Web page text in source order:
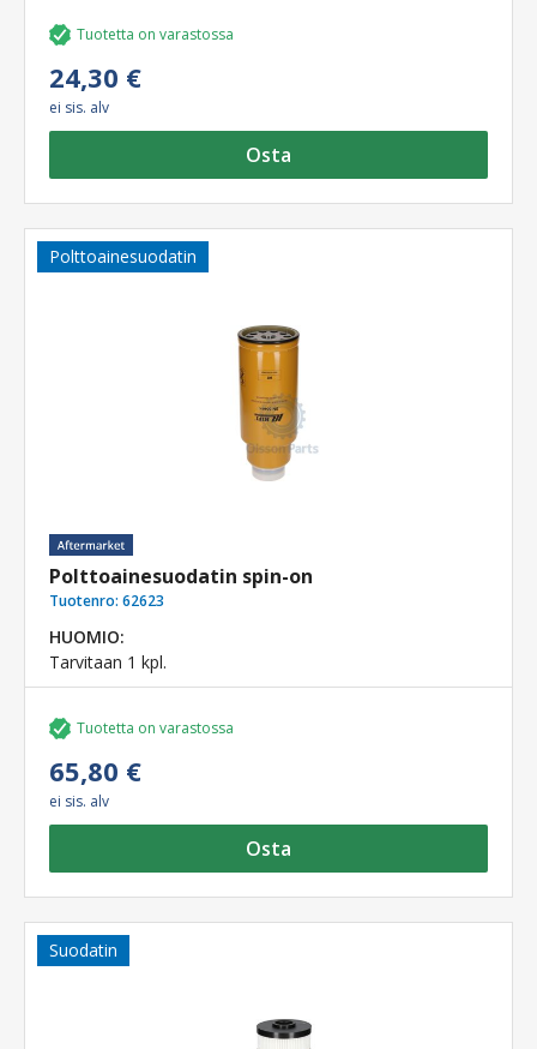
Tuotetta on varastossa
24,30 €
ei sis. alv
Osta
Polttoainesuodatin
Polttoainesuodatin spin-on
Tuotenro: 62623
HUOMIO:
Tarvitaan 1 kpl.
Tuotetta on varastossa
65,80 €
ei sis. alv
Osta
Suodatin